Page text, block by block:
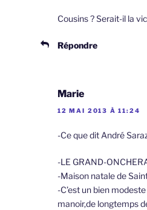
Cousins ? Serait-il la
Répondre
Marie
12 MAI 2013 À 11:24
-Ce que dit André
-LE GRAND-
-Maison natale de
-C’est un bien
manoir,de longtemps